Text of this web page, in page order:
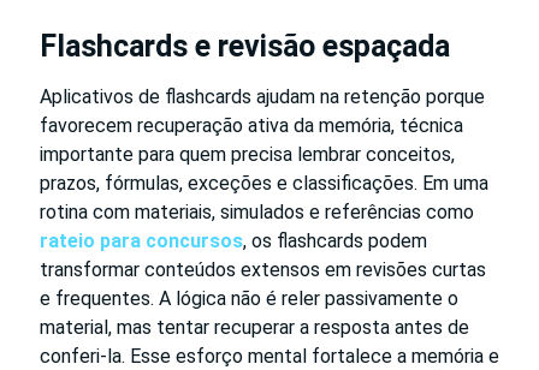
Flashcards e revisão espaçada
Aplicativos de flashcards ajudam na retenção porque
favorecem recuperação ativa da memória, técnica
importante para quem precisa lembrar conceitos,
prazos, fórmulas, exceções e classificações. Em uma
rotina com materiais, simulados e referências como
rateio para concursos, os flashcards podem
transformar conteúdos extensos em revisões curtas
e frequentes. A lógica não é reler passivamente o
material, mas tentar recuperar a resposta antes de
conferi-la. Esse esforço mental fortalece a memória e